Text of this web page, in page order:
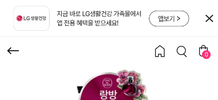
0
워시 900g